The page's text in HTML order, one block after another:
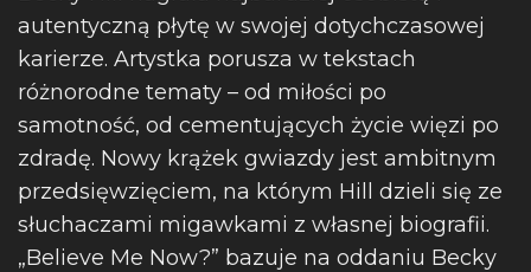
autentyczną płytę w swojej dotychczasowej
karierze. Artystka porusza w tekstach
różnorodne tematy – od miłości po
samotność, od cementujących życie więzi po
zdradę. Nowy krążek gwiazdy jest ambitnym
przedsięwzięciem, na którym Hill dzieli się ze
słuchaczami migawkami z własnej biografii.
„Believe Me Now?” bazuje na oddaniu Becky